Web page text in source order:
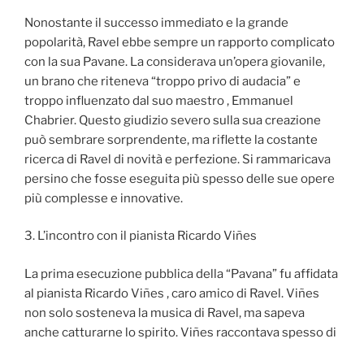
Nonostante il successo immediato e la grande
popolarità, Ravel ebbe sempre un rapporto complicato
con la sua Pavane. La considerava un’opera giovanile,
un brano che riteneva “troppo privo di audacia” e
troppo influenzato dal suo maestro , Emmanuel
Chabrier. Questo giudizio severo sulla sua creazione
può sembrare sorprendente, ma riflette la costante
ricerca di Ravel di novità e perfezione. Si rammaricava
persino che fosse eseguita più spesso delle sue opere
più complesse e innovative.
3. L’incontro con il pianista Ricardo Viñes
La prima esecuzione pubblica della “Pavana” fu affidata
al pianista Ricardo Viñes , caro amico di Ravel. Viñes
non solo sosteneva la musica di Ravel, ma sapeva
anche catturarne lo spirito. Viñes raccontava spesso di